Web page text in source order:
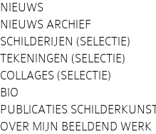
NIEUWS
NIEUWS ARCHIEF
SCHILDERIJEN (SELECTIE)
TEKENINGEN (SELECTIE)
COLLAGES (SELECTIE)
BIO
PUBLICATIES
OVER MIJN BEELDEND WERK